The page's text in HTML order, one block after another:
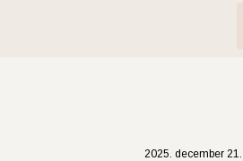
2025. december 21.